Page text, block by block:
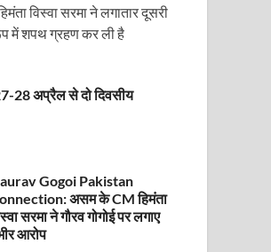
विस्वा सरमा ने लगातार दूसरी
में शपथ ग्रहण कर ली है
28 अप्रैल से दो दिवसीय
Gogoi Pakistan
असम के CM हिमंता
सरमा ने गौरव गोगोई पर लगाए
आरोप